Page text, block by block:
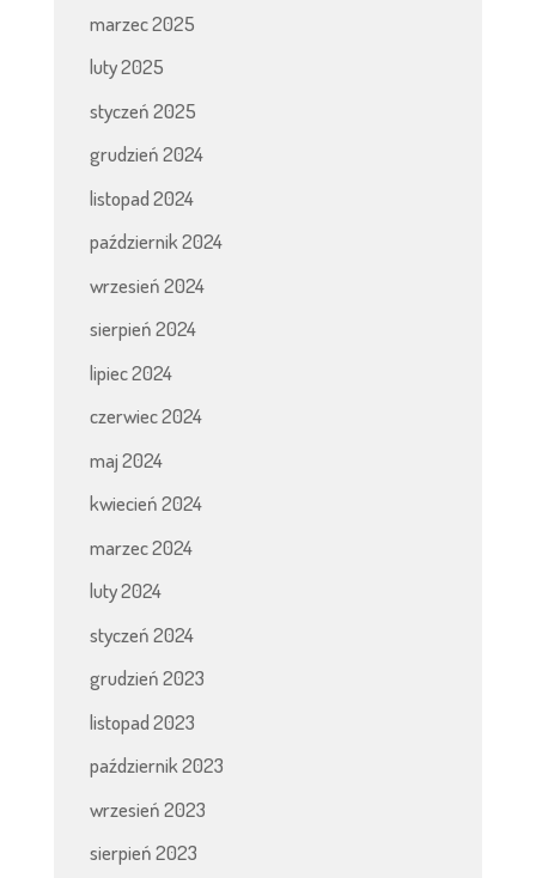
marzec 2025
luty 2025
styczeń 2025
grudzień 2024
listopad 2024
październik 2024
wrzesień 2024
sierpień 2024
lipiec 2024
czerwiec 2024
maj 2024
kwiecień 2024
marzec 2024
luty 2024
styczeń 2024
grudzień 2023
listopad 2023
październik 2023
wrzesień 2023
sierpień 2023